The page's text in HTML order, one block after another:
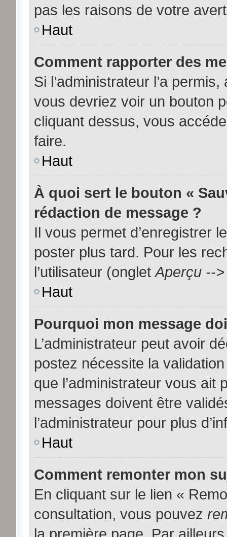
pas les raisons de votre
Haut
Comment rapporter des
Si l’administrateur l’a
vous devriez voir un bouton
cliquant dessus, vous
faire.
Haut
À quoi sert le bouton «
rédaction de message ?
Il vous permet d’enregistrer
poster plus tard. Pour les
l’utilisateur (ongletAperçu --
Haut
Pourquoi mon message
L’administrateur peut avoir
postez nécessite la
que l’administrateur vous ait
messages doivent être
l’administrateur pour plus
Haut
Comment remonter mon
En cliquant sur le lien «
consultation, vous pouvez